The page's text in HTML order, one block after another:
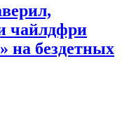
чайлдфри
на бездетных